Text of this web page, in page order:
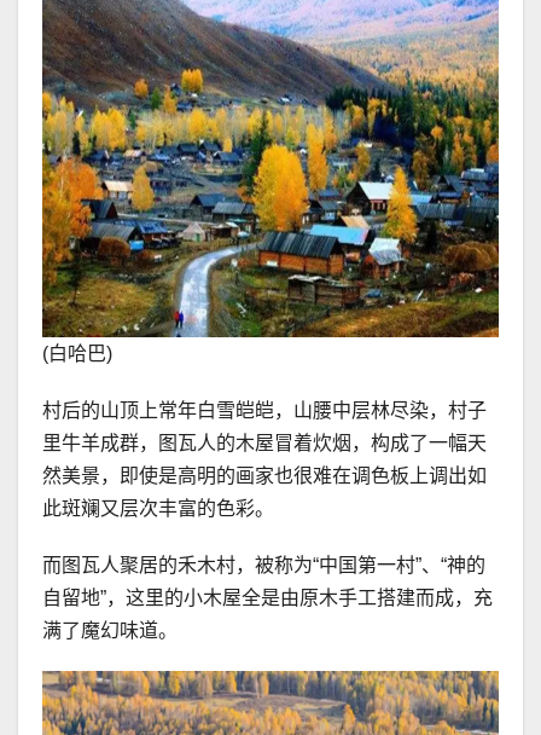
(白哈巴)
村后的山顶上常年白雪皑皑，山腰中层林尽染，村子
里牛羊成群，图瓦人的木屋冒着炊烟，构成了一幅天
然美景，即使是高明的画家也很难在调色板上调出如
此斑斓又层次丰富的色彩。
而图瓦人聚居的禾木村，被称为“中国第一村”、“神的
自留地”，这里的小木屋全是由原木手工搭建而成，充
满了魔幻味道。